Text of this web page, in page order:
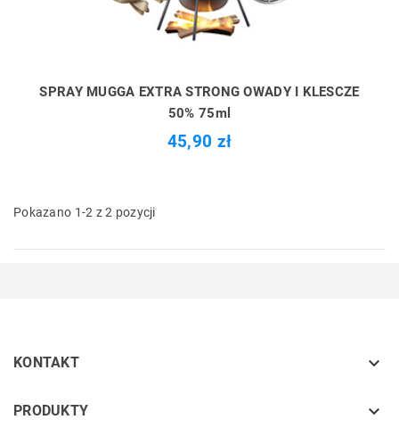
SPRAY MUGGA EXTRA STRONG OWADY I KLESCZE
50% 75ml
45,90 zł
Pokazano 1-2 z 2 pozycji
KONTAKT 
PRODUKTY keyboard_arrow_down